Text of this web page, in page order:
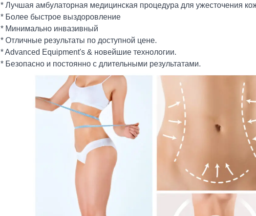
* Лучшая амбулаторная медицинская процедура для ужесточения
* Более быстрое выздоровление
* Минимально инвазивный
* Отличные результаты по доступной цене.
* Advanced Equipment's & новейшие технологии.
* Безопасно и постоянно с длительными результатами.